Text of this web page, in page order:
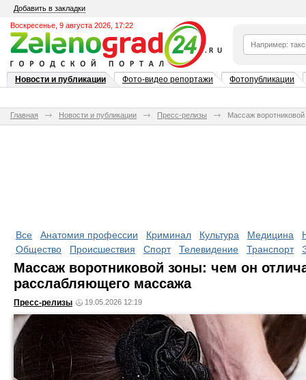
Добавить в закладки
Воскресенье, 9 августа 2026, 17:22
Новости и публикации Фото-видео репортажи Фотопубликации
Главная Новости и публикации Пресс-релизы Массаж
Все Анатомия профессии Криминал Культура Медицина
Общество
Происшествия Спорт Телевидение Транспорт
Массаж воротниковой зоны: чем он
расслабляющего массажа
Пресс-релизы 19.05.2026 12:19